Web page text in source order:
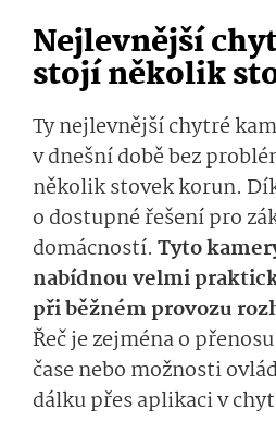
Nejlevnější
stojí několik
Ty nejlevnější chytré
v dnešní době bez
několik stovek korun.
o dostupné řešení pro
domácností. Tyto
nabídnou velmi
při běžném provozu
Řeč je zejména o
čase nebo možnosti
dálku přes aplikaci v